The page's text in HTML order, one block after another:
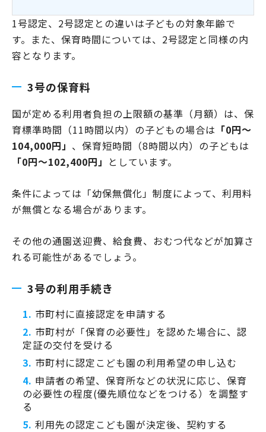
1号認定、2号認定との違いは子どもの対象年齢で
す。また、保育時間については、2号認定と同様の内
容となります。
3号の保育料
国が定める利用者負担の上限額の基準（月額）は、保
育標準時間（11時間以内）の子どもの場合は 「0円～
104,000円」 、保育短時間（8時間以内）の子どもは
「0円～102,400円」 としています。
条件によっては「幼保無償化」制度によって、利用料
が無償となる場合があります。
その他の通園送迎費、給食費、おむつ代などが加算さ
れる可能性があるでしょう。
3号の利用手続き
市町村に直接認定を申請する
市町村が「保育の必要性」を認めた場合に、認
定証の交付を受ける
市町村に認定こども園の利用希望の申し込む
申請者の希望、保育所などの状況に応じ、保育
の必要性の程度(優先順位などをつける）を調整す
る
利用先の認定こども園が決定後、契約する